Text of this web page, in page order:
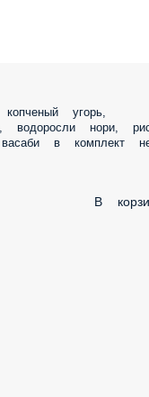
угорь,
водоросли нори,
в комплект
В